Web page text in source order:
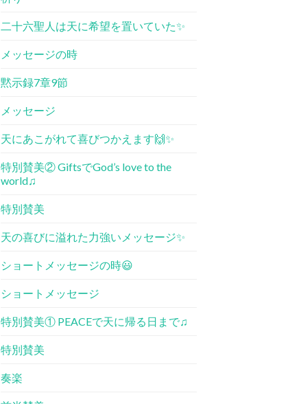
二十六聖人は天に希望を置いていた✨
メッセージの時
黙示録7章9節
メッセージ
天にあこがれて喜びつかえます🙌✨
特別賛美② GiftsでGod’s love to the
world♫
特別賛美
天の喜びに溢れた力強いメッセージ✨
ショートメッセージの時😃
ショートメッセージ
特別賛美① PEACE​で天に帰る日まで♫
特別賛美
奏楽